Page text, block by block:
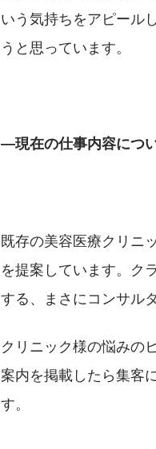
いう気持ちをアピール
うと思っています。
―現在の仕事内容につ
既存の美容医療クリニ
を提案しています。ク
する、まさにコンサル
クリニック様の悩みの
案内を掲載したら集客
す。